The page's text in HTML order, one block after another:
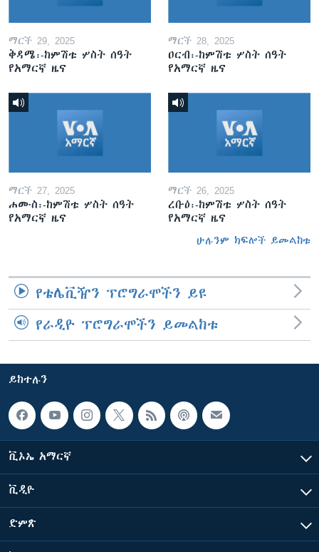
ማርች 29, 2025
ቅዳሜ፡-ከምሽቱ ሦስት ሰዓት
የአማርኛ ዜና
ማርች 28, 2025
ዐርብ፡-ከምሽቱ ሦስት ሰዓት
የአማርኛ ዜና
ማርች 27, 2025
ሐሙስ፡-ከምሽቱ ሦስት ሰዓት
የአማርኛ ዜና
ማርች 26, 2025
ረቡዕ፡-ከምሽቱ ሦስት ሰዓት
የአማርኛ ዜና
ሁሉንም ክፍሎች ይመልከቱ
የቴሌቪዥን ፕሮግራሞችን ይዩ
የራዲዮ ፕሮግራሞችን ይመልከቱ
ይከተሉን
ቪኦኤ አማርኛ
ቪዲዮ
ድምጽ